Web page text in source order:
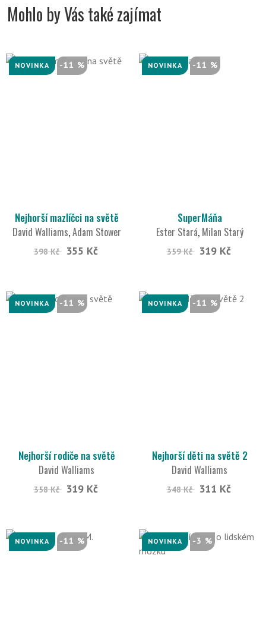
Mohlo by Vás také zajímat
NOVINKA -11 %
Nejhorší mazlíčci na světě
David Walliams,Adam Stower
398 Kč 355 Kč
NOVINKA -11 %
SuperMáňa
Ester Stará, Milan Starý
359 Kč 319 Kč
NOVINKA -11 %
Nejhorší rodiče na světě
David Walliams
358 Kč 319 Kč
NOVINKA -11 %
Nejhorší děti na světě 2
David Walliams
348 Kč 311 Kč
NOVINKA -11 % NOVINKA -3 %